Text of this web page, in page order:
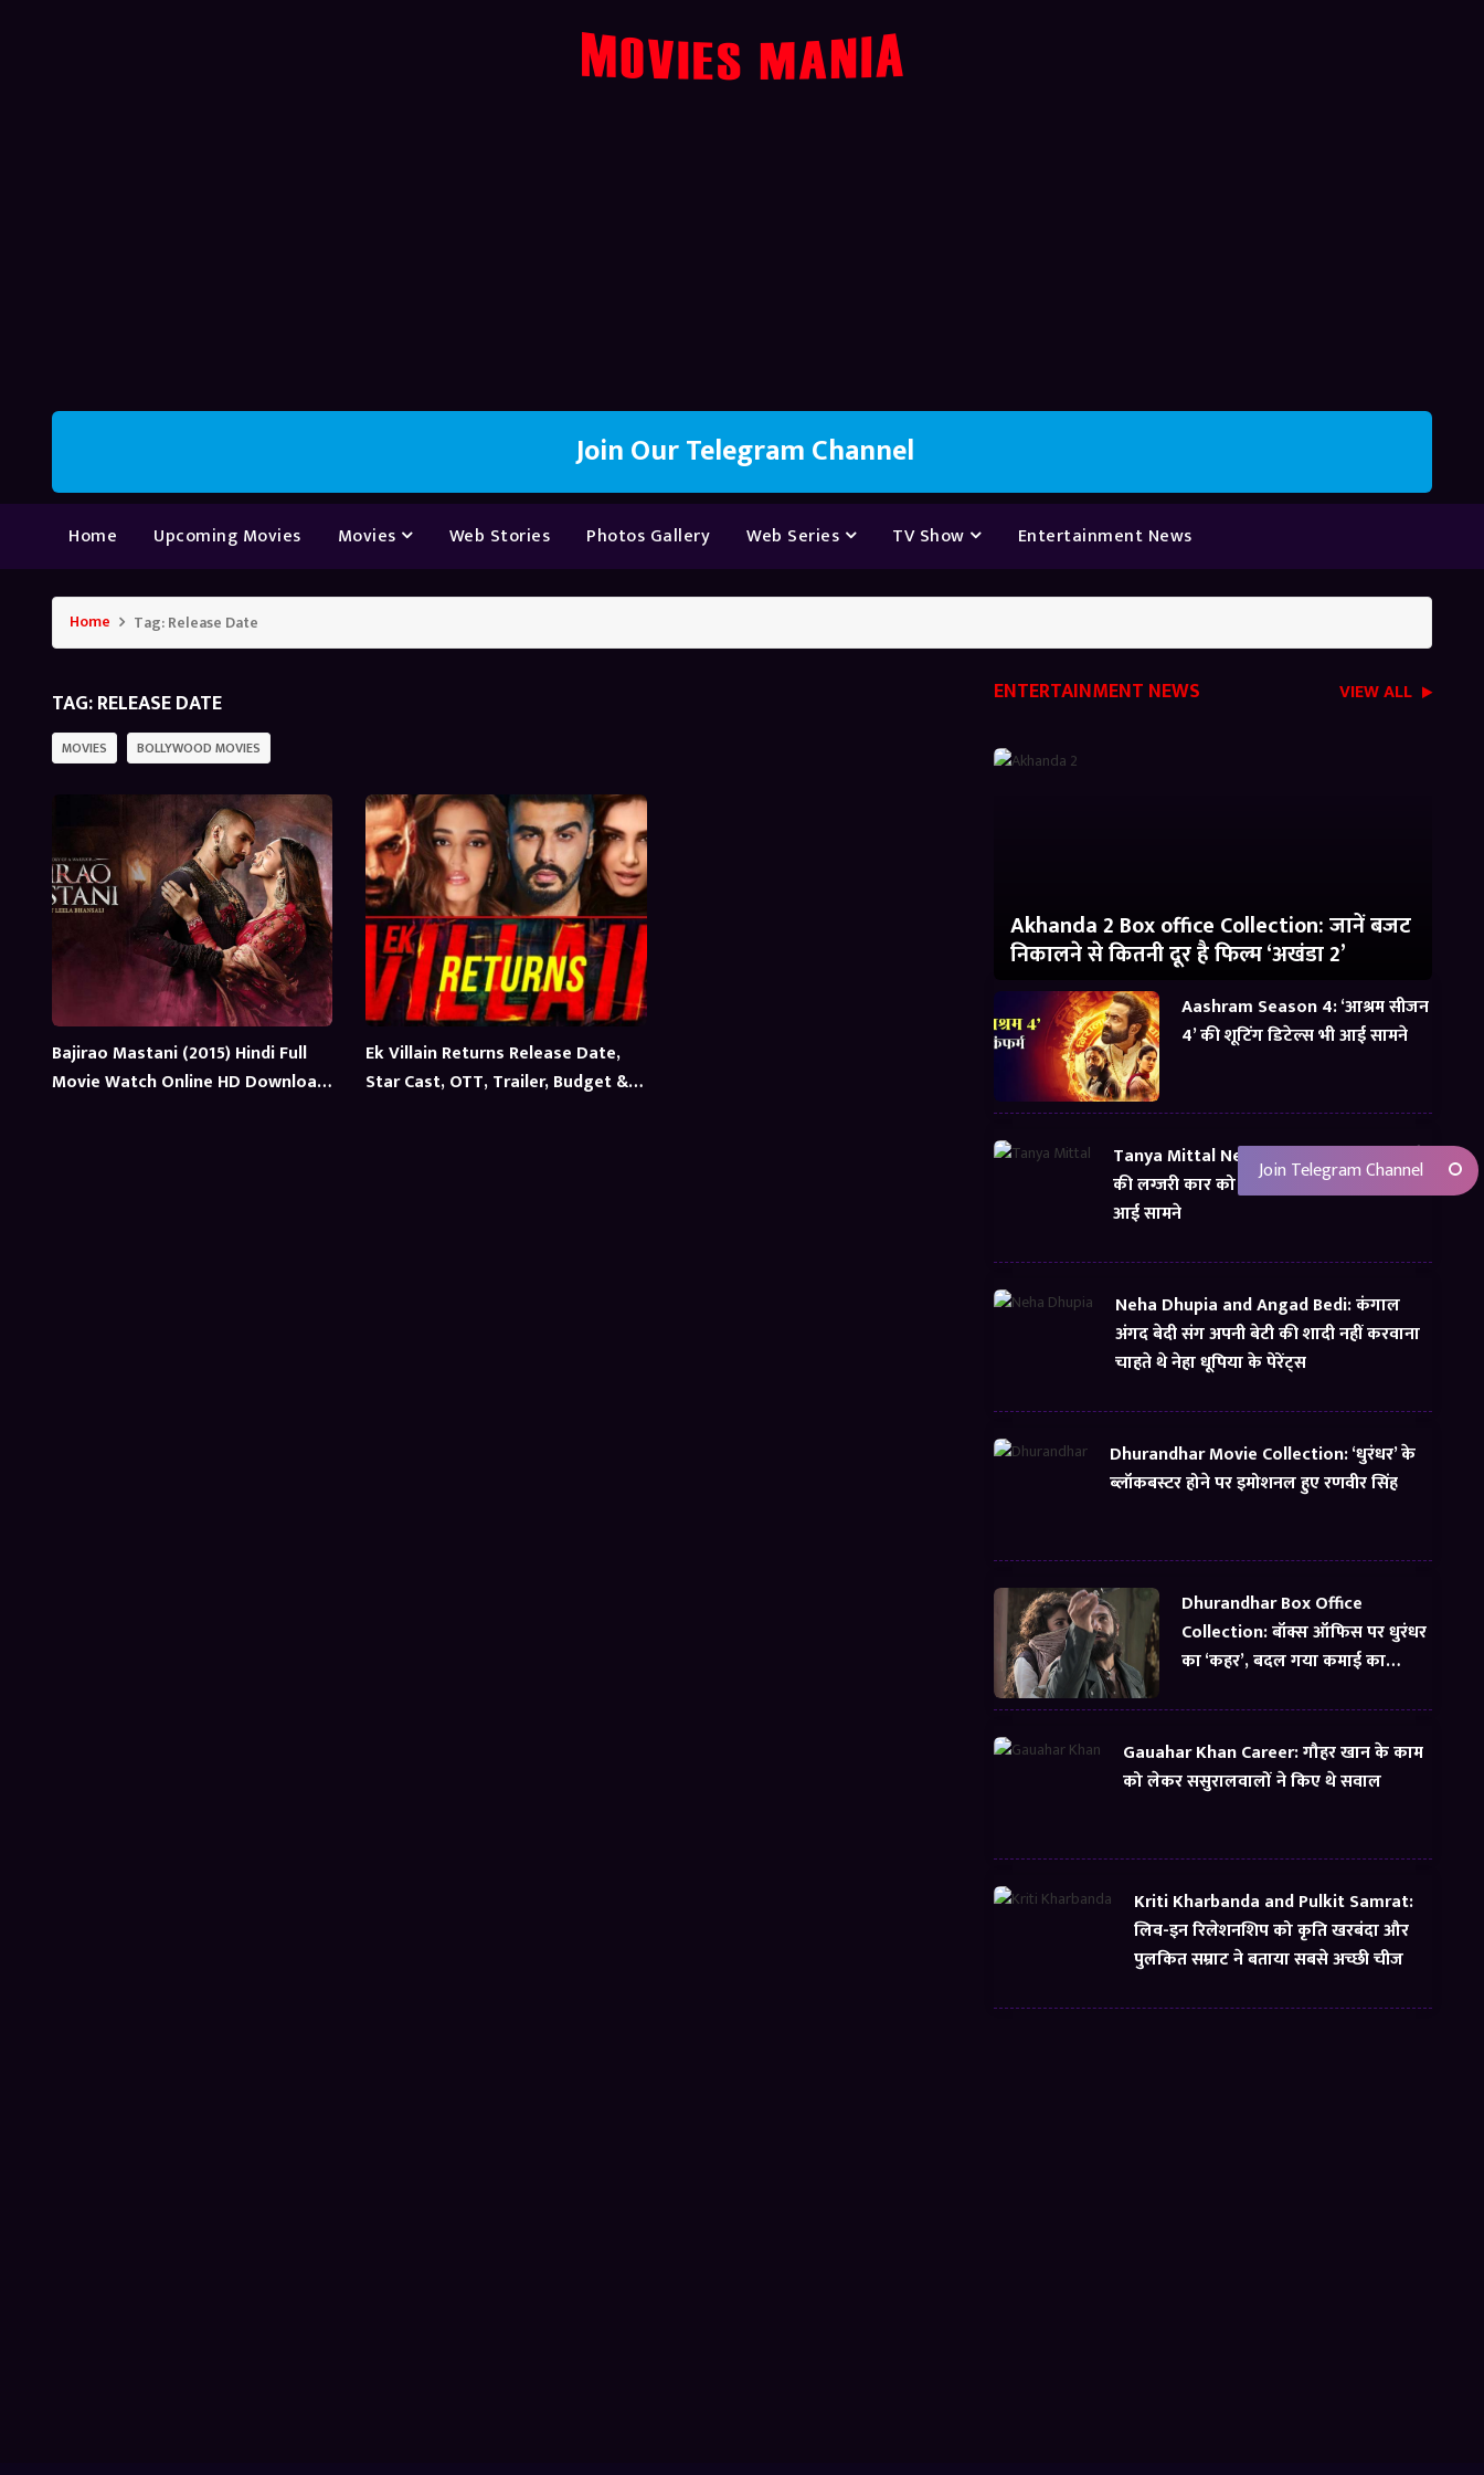
Join Our Telegram Channel
Home Upcoming Movies Movies Web Stories Photos Gallery Web Series TV Show Entertainment News
Home Tag:Release Date
TAG:RELEASE DATE
MOVIES BOLLYWOOD MOVIES
Bajirao Mastani (2015) Hindi Full
Movie Watch Online HD Download
Ek Villain Returns Release Date,
Star Cast, OTT, Trailer, Budget &
ENTERTAINMENT NEWS VIEW ALL
Akhanda 2 Box office Collection: जानें बजट
निकालने से कितनी दूर है फिल्म ‘अखंडा 2’
Aashram Season 4: ‘आश्रम सीजन
4’ की शूटिंग डिटेल्स भी आई सामने
Tanya Mittal Net Worth: तान्या मित्तल भाड़े
की लग्जरी कार को बता रही थी अपना, यूं सच्चाई
आई सामने
Neha Dhupia and Angad Bedi: कंगाल
अंगद बेदी संग अपनी बेटी की शादी नहीं करवाना
चाहते थे नेहा धूपिया के पेरेंट्स
Dhurandhar Movie Collection: ‘धुरंधर’ के
ब्लॉकबस्टर होने पर इमोशनल हुए रणवीर सिंह
Dhurandhar Box Office
Collection: बॉक्स ऑफिस पर धुरंधर
का ‘कहर’, बदल गया कमाई का
Gauahar Khan Career: गौहर खान के काम
को लेकर ससुरालवालों ने किए थे सवाल
Kriti Kharbanda and Pulkit Samrat:
लिव-इन रिलेशनशिप को कृति खरबंदा और
पुलकित सम्राट ने बताया सबसे अच्छी चीज
Join Telegram Channel